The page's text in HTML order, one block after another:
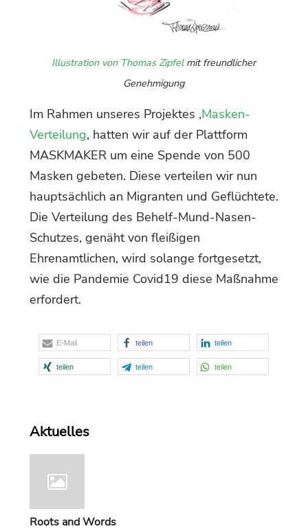
Illustration von Thomas Zipfelmit freundlicher
Genehmigung
Im Rahmen unseres Projektes ‚Masken-
Verteilung‚ hatten wir auf der Plattform
MASKMAKER um eine Spende von 500
Masken gebeten. Diese verteilen wir nun
hauptsächlich an Migranten und Geflüchtete.
Die Verteilung des Behelf-Mund-Nasen-
Schutzes, genäht von fleißigen
Ehrenamtlichen, wird solange fortgesetzt,
wie die Pandemie Covid19 diese Maßnahme
erfordert.
E-Mail teilen teilen
teilen teilen teilen
Aktuelles
Roots and Words